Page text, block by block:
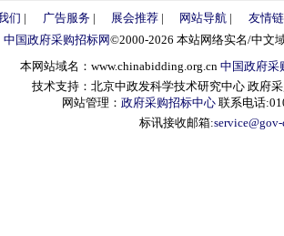
们 | 广告服务| 展会推荐| 网站导航 |
友情
中国政府采购招标网©2000-2026 本站网络实名/中文
本网站域名：www.chinabidding.org.cn 中国政府采
技术支持：北京中政发科学技术研究中心 政府
网站管理： 政府采购招标中心 联系电话
标讯接收邮箱: